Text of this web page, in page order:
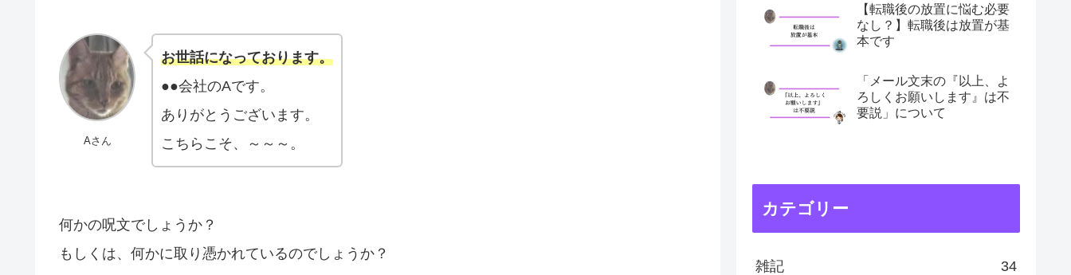
Aさん
お世話になっております。
●●会社のAです。
ありがとうございます。
こちらこそ、～～～。
何かの呪文でしょうか？
もしくは、何かに取り憑かれているのでしょうか？
【転職後の放置に悩む必要
なし？】転職後は放置が基
本です
「メール文末の『以上、よ
ろしくお願いします』は不
要説」について
カテゴリー
雑記 34